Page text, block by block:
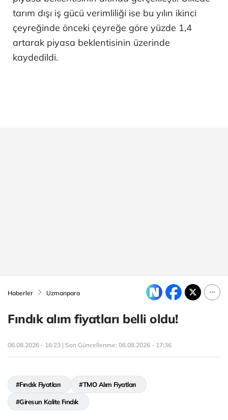
tarım dışı iş gücü verimliliği ise bu yılın ikinci
çeyreğinde önceki çeyreğe göre yüzde 1,4
artarak piyasa beklentisinin üzerinde
kaydedildi.
Haberler Uzmanpara
Fındık alım fiyatları belli oldu!
06.08.2026 - 16:23 | Son Güncellenme: 06.08.2026 - 17:36
#Fındık Fiyatları #TMO Alım Fiyatları
#Giresun Kalite Fındık